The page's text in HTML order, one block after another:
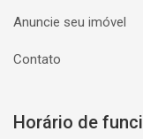
Anuncie seu imóvel
Contato
Horário de